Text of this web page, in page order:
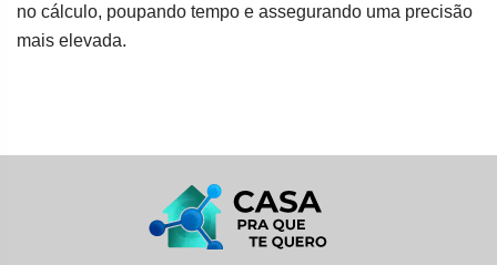
no cálculo, poupando tempo e assegurando uma precisão
mais elevada.